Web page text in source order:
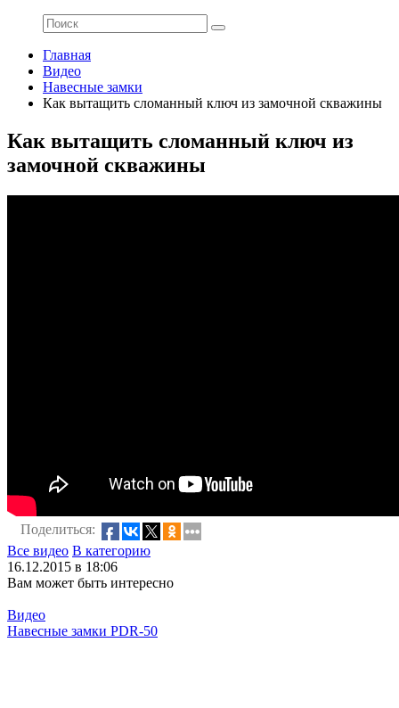
Главная
Видео
Навесные замки
Как вытащить сломанный ключ из замочной скважины
Как вытащить сломанный ключ из
замочной скважины
Поделиться:
Все видео В категорию
16.12.2015 в 18:06
Вам может быть интересно
Видео
Навесные замки PDR-50